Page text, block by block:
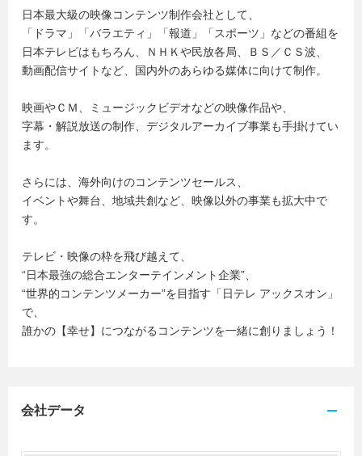
日本最大級の映像コンテンツ制作会社として、
「ドラマ」「バラエティ」「報道」「スポーツ」などの番組を
日本テレビはもちろん、ＮＨＫや民放各局、ＢＳ／ＣＳ波、
動画配信サイトなど、国内外のあらゆる媒体に向けて制作。
映画やＣＭ、ミュージックビデオなどの映像作品や、
字幕・解説放送の制作、デジタルアーカイブ事業も手掛けてい
ます。
さらには、海外向けのコンテンツセールス、
イベントや舞台、地域共創など、映像以外の事業も拡大中で
す。
テレビ・映像の枠を飛び越えて、
“日本最強の総合エンターテインメント企業”、
“世界的コンテンツメーカー”を目指す「日テレ アックスオン」
で、
誰かの【幸せ】につながるコンテンツを一緒に創りましょう！
会社データ